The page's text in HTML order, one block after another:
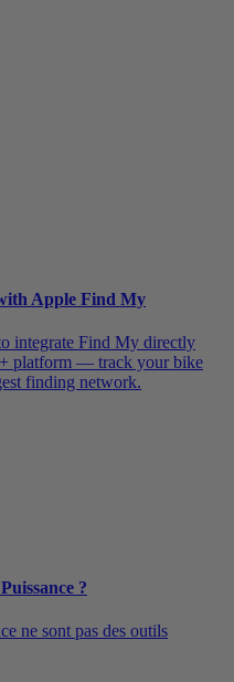
Apple Find My
integrate Find My directly
platform — track your bike
finding network.
?
ne sont pas des outils